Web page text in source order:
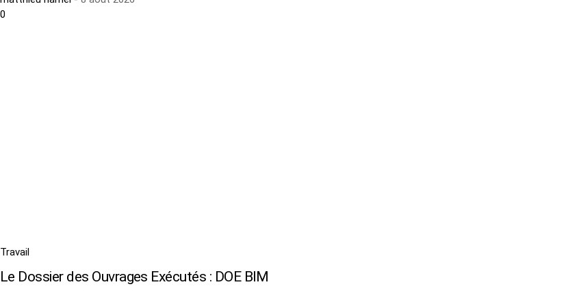
0
Travail
Le Dossier des Ouvrages Exécutés : DOE BIM